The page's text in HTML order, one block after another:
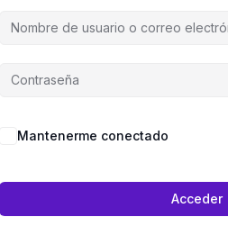
Mantenerme conectado
Acceder